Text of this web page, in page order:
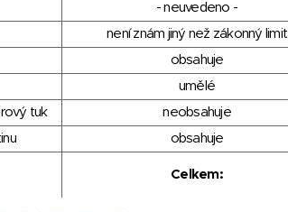
- neuvedeno -
není znám jiný než zákonný limit
obsahuje
umělé
tuk
neobsahuje
obsahuje
Celkem: